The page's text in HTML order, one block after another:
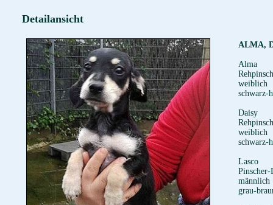
Detailansicht
ALMA,
Alma
weiblich
schwarz-
Daisy
weiblich
schwarz-
Lasco
männlich
grau-